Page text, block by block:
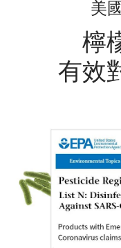
美
檸
有效